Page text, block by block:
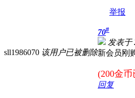
举报
sll1986070 该用户已被删除
70#
发表于
新会员刚
(200金
回复